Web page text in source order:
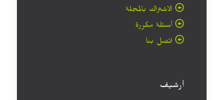
الاشتراك بالمجلة
أسئلة مكررة
اتصل بنا
أرشيف